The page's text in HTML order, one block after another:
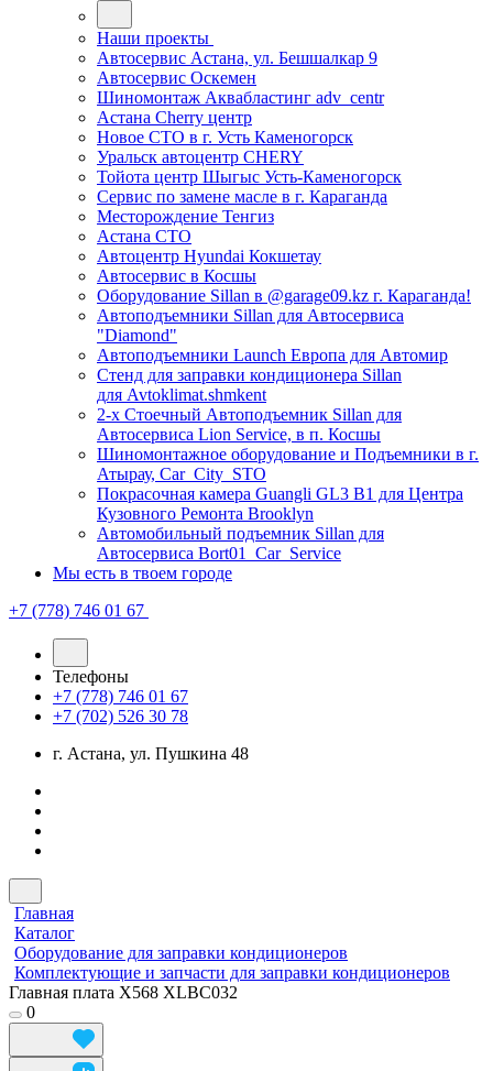
Наши проекты
Автосервис Астана, ул. Бешшалкар 9
Автосервис Оскемен
Шиномонтаж Аквабластинг adv_centr
Астана Cherry центр
Новое СТО в г. Усть Каменогорск
Уральск автоцентр CHERY
Тойота центр Шыгыс Усть-Каменогорск
Сервис по замене масле в г. Караганда
Месторождение Тенгиз
Астана СТО
Автоцентр Hyundai Кокшетау
Автосервис в Косшы
Оборудование Sillan в @garage09.kz г. Караганда!
Автоподъемники Sillan для Автосервиса
"Diamond"
Автоподъемники Launch Европа для Автомир
Стенд для заправки кондиционера Sillan
для Avtoklimat.shmkent
2-х Стоечный Автоподъемник Sillan для
Автосервиса Lion Service, в п. Косшы
Шиномонтажное оборудование и Подъемники в г.
Атырау, Car_City_STO
Покрасочная камера Guangli GL3 B1 для Центра
Кузовного Ремонта Brooklyn
Автомобильный подъемник Sillan для
Автосервиса Bort01_Car_Service
Мы есть в твоем городе
+7 (778) 746 01 67
Телефоны
+7 (778) 746 01 67
+7 (702) 526 30 78
г. Астана, ул. Пушкина 48
Главная
Каталог
Оборудование для заправки кондиционеров
Комплектующие и запчасти для заправки кондиционеров
Главная плата X568 XLBC032
0